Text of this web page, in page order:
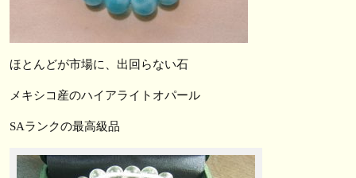
ほとんどが市場に、出回らない石
メキシコ産のハイアライトオパール
SAランクの最高級品